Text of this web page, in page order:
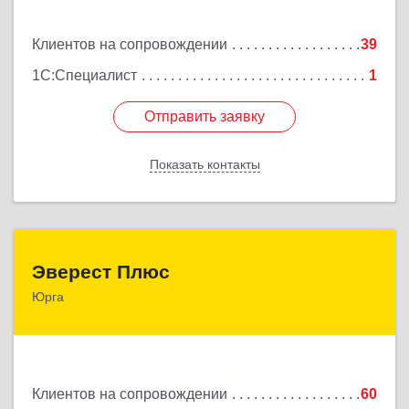
Клиентов на сопровождении
39
1С:Специалист
1
Отправить заявку
Показать контакты
Отправить заявку
Назад
Эверест Плюс
Юрга
Клиентов на сопровождении 60
652055, Кемеровская обл, Юрга г, Московская ул,